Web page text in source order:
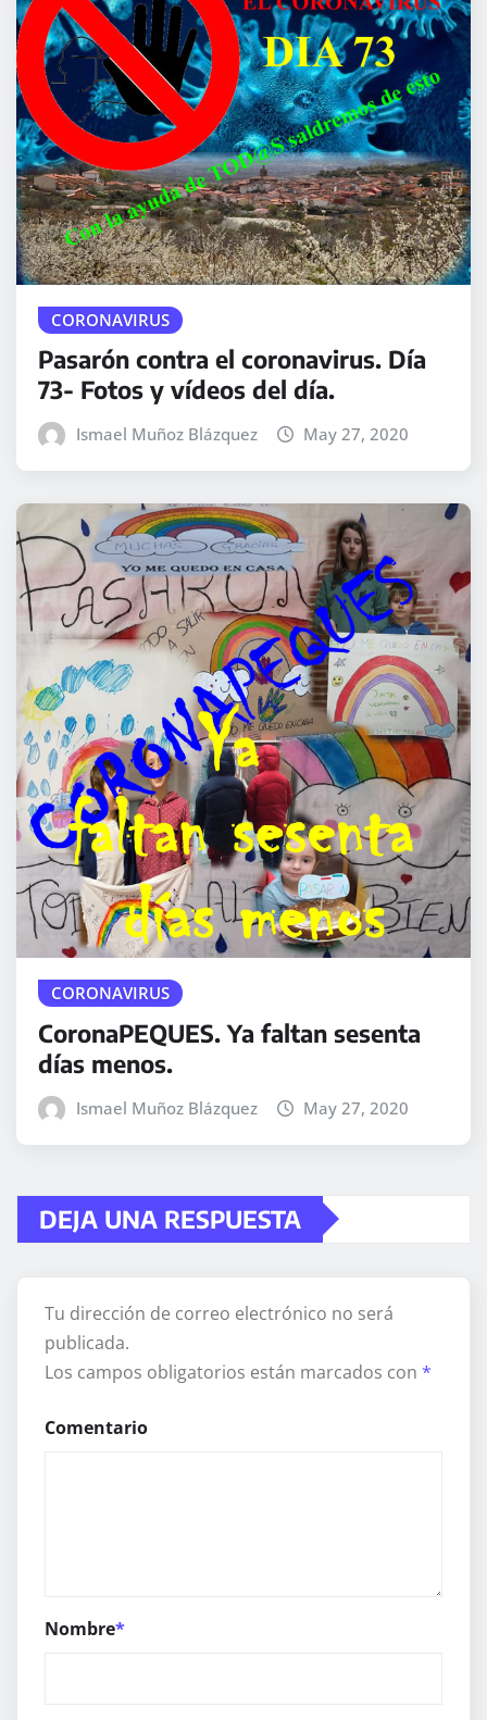
CORONAVIRUS
Pasarón contra el coronavirus. Día
73- Fotos y vídeos del día.
Ismael Muñoz Blázquez May 27, 2020
CORONAVIRUS
CoronaPEQUES. Ya faltan sesenta
días menos.
Ismael Muñoz Blázquez May 27, 2020
DEJA UNA RESPUESTA
Tu dirección de correo electrónico no será
publicada.
Los campos obligatorios están marcados con *
Comentario
Nombre*